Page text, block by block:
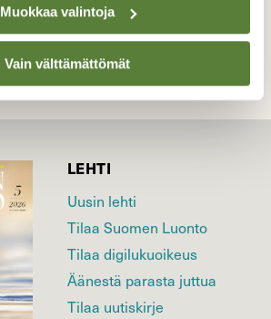
Muokkaa valintoja
Vain välttämättömät
LEHTI
Uusin lehti
Tilaa Suomen Luonto
Tilaa digilukuoikeus
Äänestä parasta juttua
Tilaa uutiskirje